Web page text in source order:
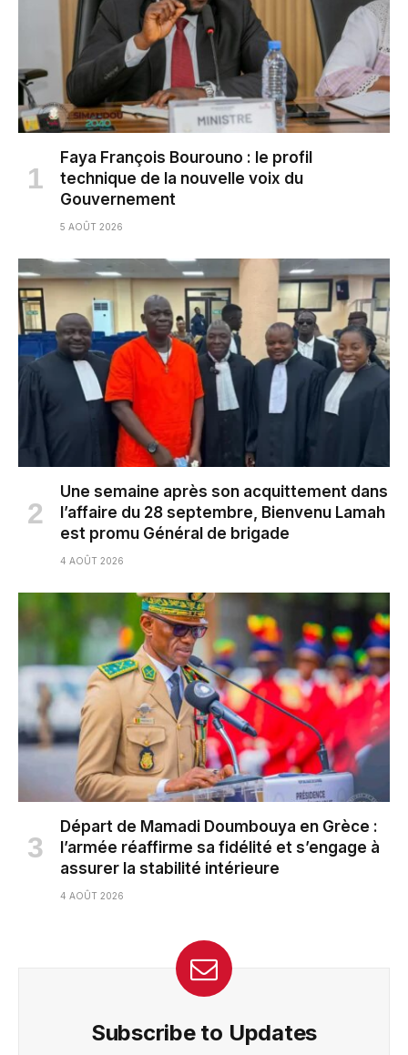
Faya François Bourouno : le profil
technique de la nouvelle voix du
Gouvernement
5 AOÛT 2026
Une semaine après son acquittement dans
l’affaire du 28 septembre, Bienvenu Lamah
est promu Général de brigade
4 AOÛT 2026
Départ de Mamadi Doumbouya en Grèce :
l’armée réaffirme sa fidélité et s’engage à
assurer la stabilité intérieure
4 AOÛT 2026
Subscribe to Updates